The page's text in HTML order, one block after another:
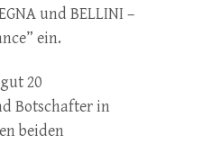
und BELLINI –
ein.
20
Botschafter in
beiden